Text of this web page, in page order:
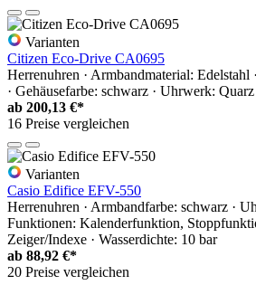
Varianten
Citizen Eco-Drive CA0695
Herrenuhren · Armbandmaterial: Edelstahl
· Gehäusefarbe: schwarz · Uhrwerk: Quarz
ab 200,13 €*
16 Preise vergleichen
Varianten
Casio Edifice EFV-550
Herrenuhren · Armbandfarbe: schwarz ·
Funktionen: Kalenderfunktion,
Zeiger/Indexe · Wasserdichte: 10 bar
ab 88,92 €*
20 Preise vergleichen